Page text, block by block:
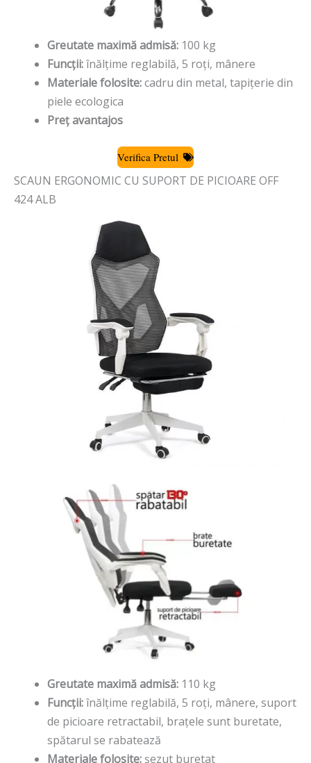
Greutate maximă admisă: 100 kg
Funcții:înălțime reglabilă, 5 roți, mânere
Materiale folosite:cadru din metal, tapițerie din
piele ecologica
Preț avantajos
Verifica Pretul
SCAUN ERGONOMIC CU SUPORT DE PICIOARE OFF
424 ALB
Greutate maximă admisă: 110 kg
Funcții:înălțime reglabilă, 5 roți, mânere, suport
de picioare retractabil, brațele sunt buretate,
spătarul se rabatează
Materiale folosite: șezut buretat